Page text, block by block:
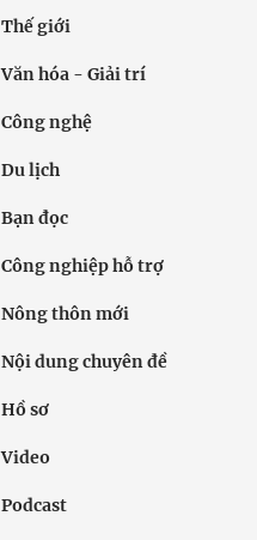
Thế giới
Văn hóa - Giải trí
Công nghệ
Du lịch
Bạn đọc
Công nghiệp hỗ trợ
Nông thôn mới
Nội dung chuyên đề
Hồ sơ
Video
Podcast